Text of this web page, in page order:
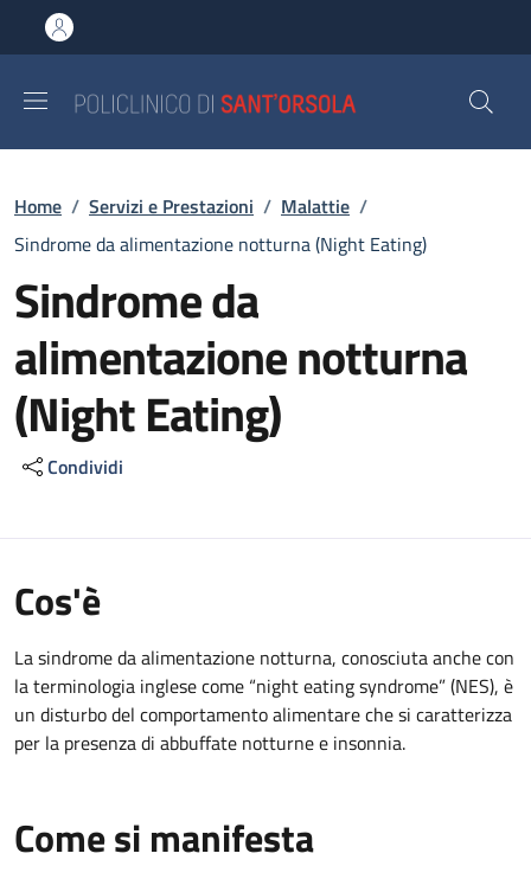
al contenuto principale
to footer content
Briciole di pane
Home / Servizi e Prestazioni / Malattie /
Sindrome da alimentazione notturna (Night Eating)
Sindrome da
alimentazione notturna
(Night Eating)
Condividi
Cos'è
La sindrome da alimentazione notturna, conosciuta anche con
la terminologia inglese come “night eating syndrome” (NES), è
un disturbo del comportamento alimentare che si caratterizza
per la presenza di abbuffate notturne e insonnia.
Come si manifesta